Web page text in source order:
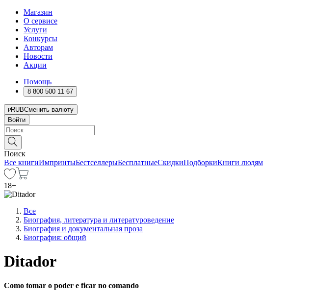
Магазин
О сервисе
Услуги
Конкурсы
Авторам
Новости
Акции
Помощь
8 800 500 11 67
RUBСменить валюту
Войти
Поиск
Все книгиИмпринтыБестселлерыБесплатныеСкидкиПодборкиКниги людям
18+
Все
Биография, литература и литературоведение
Биография и документальная проза
Биография: общий
Ditador
Como tomar o poder e ficar no comando